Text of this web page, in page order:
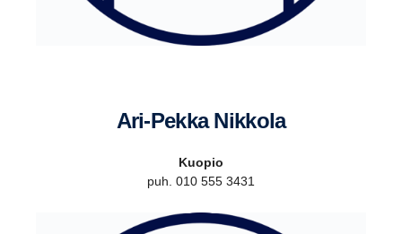
Ari-​Pekka Nikkola
Kuopio
puh. 010 555 3431